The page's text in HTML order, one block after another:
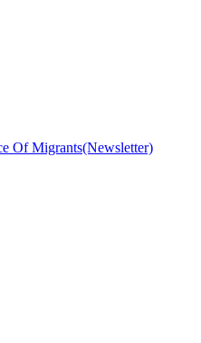
Of Migrants(Newsletter)